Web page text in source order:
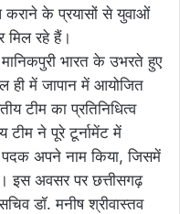
के प्रयासों से युवाओं
मिल रहे हैं।
भारत के उभरते हुए
ही में जापान में आयोजित
टीम का प्रतिनिधित्व
टीम ने पूरे टूर्नामेंट में
पदक अपने नाम किया, जिसमें
इस अवसर पर छत्तीसगढ़
डॉ. मनीष श्रीवास्तव